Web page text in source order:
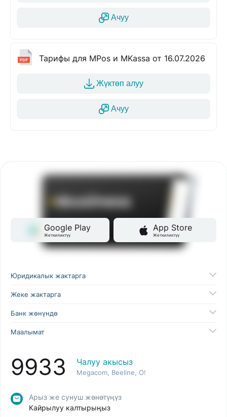
Ачуу
Тарифы для MPos и MKassa от 16.07.2026
Жүктөп алуу
Ачуу
Google Play
Жеткиликтүү
App Store
Жеткиликтүү
Юридикалык жактарга
Жеке жактарга
Банк жөнүндө
Маалымат
9933 Чалуу акысыз
Megacom, Beeline, O!
Арыз же сунуш жөнөтүңүз
Кайрылуу калтырыңыз